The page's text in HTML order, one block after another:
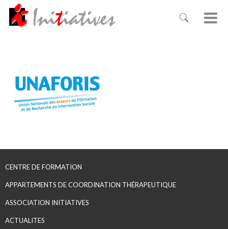
CENTRE DE FORMATION
APPARTEMENTS DE COORDINATION THÉRAPEUTIQUE
ASSOCIATION INITIATIVES
ACTUALITES